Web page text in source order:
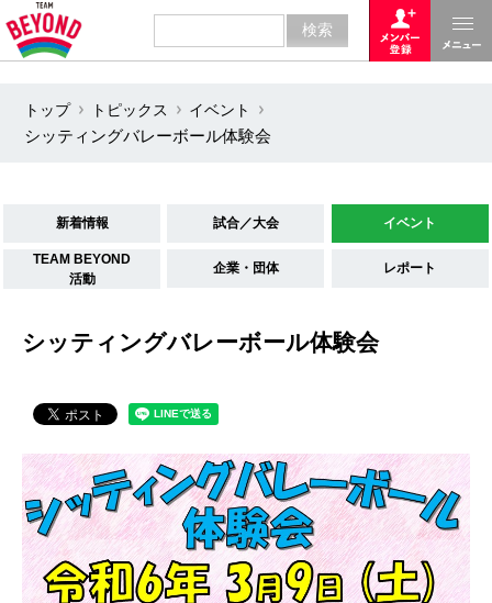
トップ トピックス
イベント
シッティングバレーボール体験会
新着情報 試合／大会 イベント
TEAM BEYOND
活動
企業・団体 レポート
シッティングバレーボール体験会